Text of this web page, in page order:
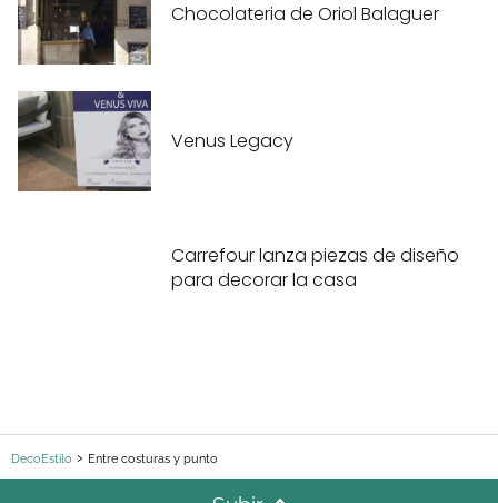
Chocolateria de Oriol Balaguer
Venus Legacy
Carrefour lanza piezas de diseño
para decorar la casa
DecoEstilo Entre costuras y punto